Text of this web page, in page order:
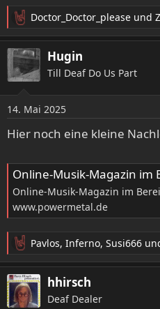
R
e
a
t
n
e
n
Doctor_Doctor_please und
Hugin
Till Deaf Do Us Part
14. Mai 2025
Hier noch eine kleine
Online-Musik-Magazin im
Online-Musik-Magazin im
www.powermetal.de
R
e
a
k
t
Pavlos, Inferno, Susi666
hhirsch
Deaf Dealer